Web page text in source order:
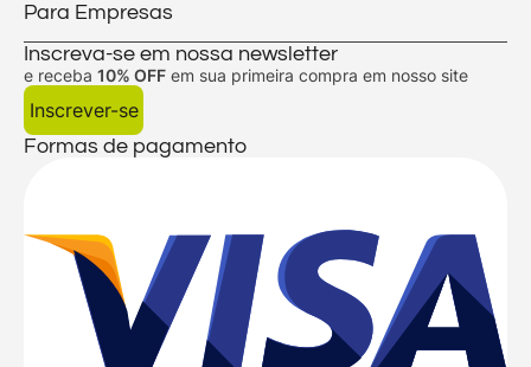
Para Empresas
Inscreva-se em nossa newsletter
e receba 10% OFF em sua primeira compra em nosso site
Inscrever-se
Formas de pagamento